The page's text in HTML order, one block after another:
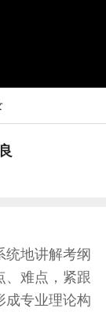
统地讲解考纲
、难点，紧跟
成专业理论构